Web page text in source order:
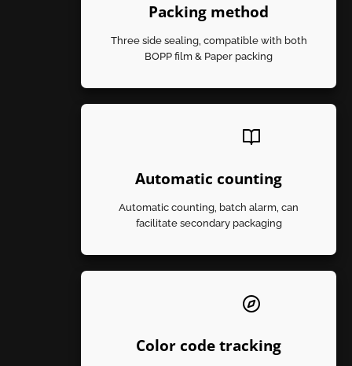
Packing method
Three side sealing, compatible with both
BOPP film & Paper packing
Automatic counting
Automatic counting, batch alarm, can
facilitate secondary packaging
Color code tracking